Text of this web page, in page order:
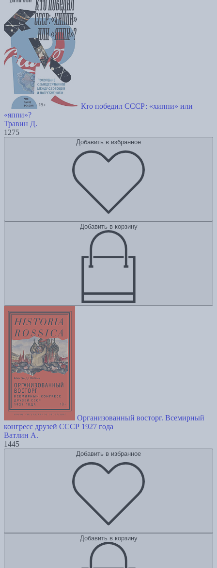
Кто победил СССР: «хиппи» или
«яппи»?
Травин Д.
1275
Добавить в избранное
Добавить в корзину
Организованный восторг. Всемирный
конгресс друзей СССР 1927 года
Ватлин А.
1445
Добавить в избранное
Добавить в корзину